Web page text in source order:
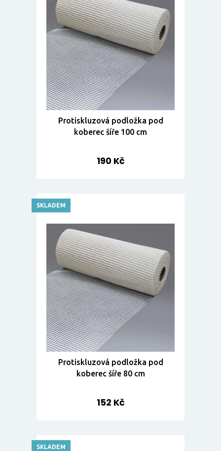
Protiskluzová podložka pod
koberec šíře 100 cm
190 Kč
Protiskluzová podložka pod
koberec šíře 80 cm
152 Kč
SKLADEM
SKLADEM